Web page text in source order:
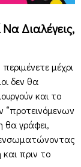
Διαλέγεις,
μέχρι
δεν θα
και το
“προτεινόμενων
θα γράφει,
ενσωματώνοντας
πριν το